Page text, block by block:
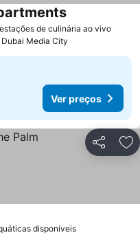
de culinária ao vivo
Media City
Ver preços
Partilhar
disponíveis